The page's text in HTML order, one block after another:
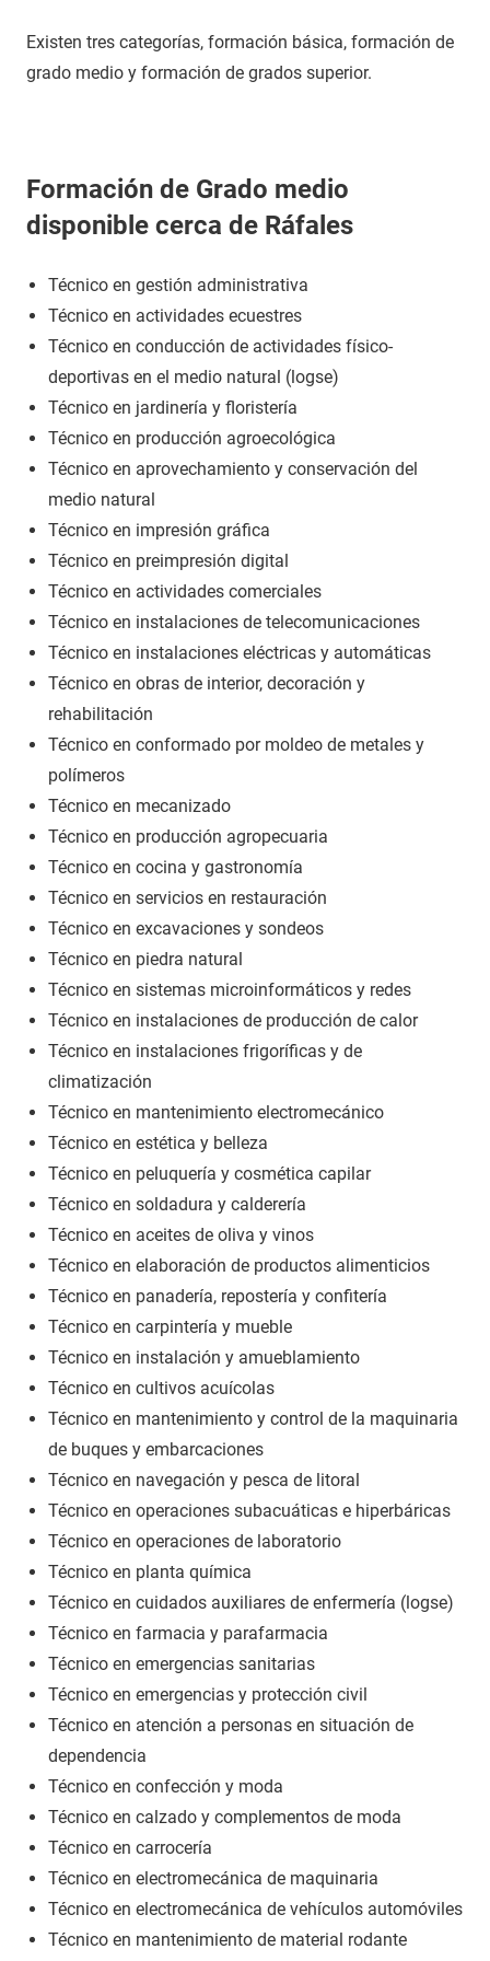
Existen tres categorías, formación básica, formación de
grado medio y formación de grados superior.
Formación de Grado medio
disponible cerca de Ráfales
Técnico en gestión administrativa
Técnico en actividades ecuestres
Técnico en conducción de actividades físico-
deportivas en el medio natural (logse)
Técnico en jardinería y floristería
Técnico en producción agroecológica
Técnico en aprovechamiento y conservación del
medio natural
Técnico en impresión gráfica
Técnico en preimpresión digital
Técnico en actividades comerciales
Técnico en instalaciones de telecomunicaciones
Técnico en instalaciones eléctricas y automáticas
Técnico en obras de interior, decoración y
rehabilitación
Técnico en conformado por moldeo de metales y
polímeros
Técnico en mecanizado
Técnico en producción agropecuaria
Técnico en cocina y gastronomía
Técnico en servicios en restauración
Técnico en excavaciones y sondeos
Técnico en piedra natural
Técnico en sistemas microinformáticos y redes
Técnico en instalaciones de producción de calor
Técnico en instalaciones frigoríficas y de
climatización
Técnico en mantenimiento electromecánico
Técnico en estética y belleza
Técnico en peluquería y cosmética capilar
Técnico en soldadura y calderería
Técnico en aceites de oliva y vinos
Técnico en elaboración de productos alimenticios
Técnico en panadería, repostería y confitería
Técnico en carpintería y mueble
Técnico en instalación y amueblamiento
Técnico en cultivos acuícolas
Técnico en mantenimiento y control de la maquinaria
de buques y embarcaciones
Técnico en navegación y pesca de litoral
Técnico en operaciones subacuáticas e hiperbáricas
Técnico en operaciones de laboratorio
Técnico en planta química
Técnico en cuidados auxiliares de enfermería (logse)
Técnico en farmacia y parafarmacia
Técnico en emergencias sanitarias
Técnico en emergencias y protección civil
Técnico en atención a personas en situación de
dependencia
Técnico en confección y moda
Técnico en calzado y complementos de moda
Técnico en carrocería
Técnico en electromecánica de maquinaria
Técnico en electromecánica de vehículos automóviles
Técnico en mantenimiento de material rodante